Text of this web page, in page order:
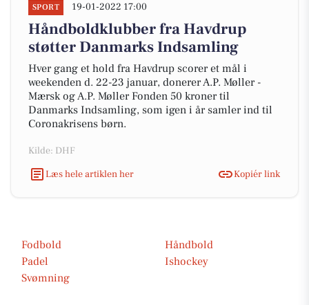
SPORT 19-01-2022 17:00
Håndboldklubber fra Havdrup
støtter Danmarks Indsamling
Hver gang et hold fra Havdrup scorer et mål i
weekenden d. 22-23 januar, donerer A.P. Møller -
Mærsk og A.P. Møller Fonden 50 kroner til
Danmarks Indsamling, som igen i år samler ind til
Coronakrisens børn.
Kilde: DHF
Læs hele artiklen her
Kopiér link
Fodbold
Håndbold
Padel
Ishockey
Svømning